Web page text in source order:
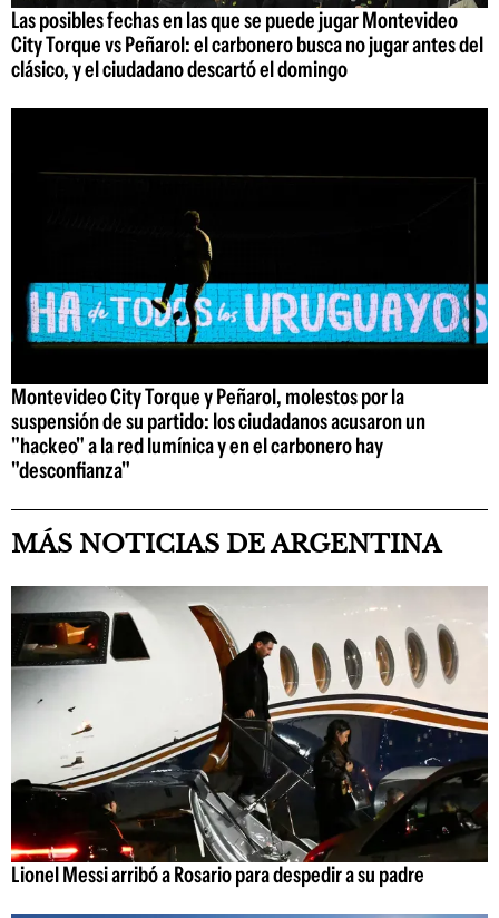
Las posibles fechas en las que se puede jugar Montevideo
City Torque vs Peñarol: el carbonero busca no jugar antes del
clásico, y el ciudadano descartó el domingo
Montevideo City Torque y Peñarol, molestos por la
suspensión de su partido: los ciudadanos acusaron un
"hackeo" a la red lumínica y en el carbonero hay
"desconfianza"
MÁS NOTICIAS DE ARGENTINA
Lionel Messi arribó a Rosario para despedir a su padre